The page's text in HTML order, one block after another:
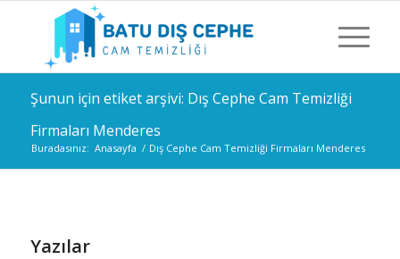
Şunun için etiket arşivi: Dış Cephe Cam Temizliği
Firmaları Menderes
Buradasınız: Anasayfa / Dış Cephe Cam Temizliği Firmaları Menderes
Yazılar